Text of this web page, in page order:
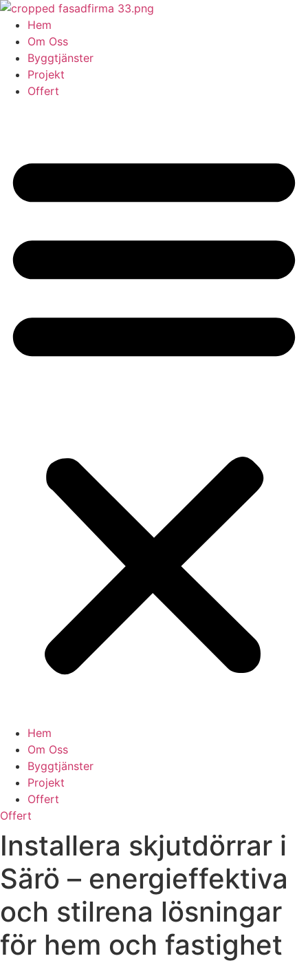
Skip
content
Hem
Om Oss
Byggtjänster
Projekt
Offert
Hem
Om Oss
Byggtjänster
Projekt
Offert
Offert
Installera skjutdörrar i
Särö – energieffektiva
och stilrena lösningar
för hem och fastighet